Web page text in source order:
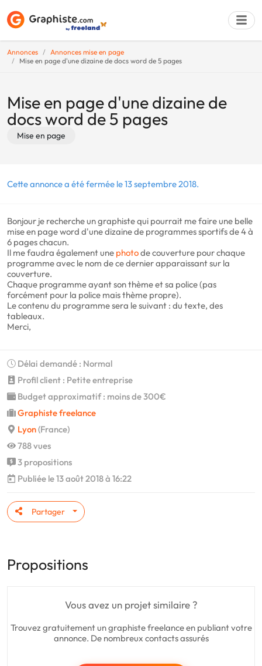
Annonces
Annonces mise en page
Mise en page d'une dizaine de docs word de 5 pages
Mise en page d'une dizaine de
docs word de 5 pages
Mise en page
Cette annonce a été fermée le 13 septembre 2018.
Bonjour je recherche un graphiste qui pourrait me faire une belle
mise en page word d'une dizaine de programmes sportifs de 4 à
6 pages chacun.
Il me faudra également une photode couverture pour chaque
programme avec le nom de ce dernier apparaissant sur la
couverture.
Chaque programme ayant son thème et sa police (pas
forcément pour la police mais thème propre).
Le contenu du programme sera le suivant : du texte, des
tableaux.
Merci,
Délai demandé : Normal
Profil client : Petite entreprise
Budget approximatif : moins de 300€
Graphiste freelance
Lyon(France)
788 vues
3 propositions
Publiée le 13 août 2018 à 16:22
Partager
Propositions
Vous avez un projet similaire ?
Trouvez gratuitement un graphiste freelance en publiant votre
annonce. De nombreux contacts assurés